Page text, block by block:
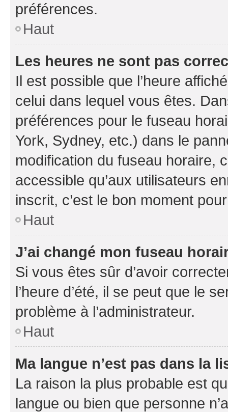
préférences.
Haut
Les heures ne sont pas
Il est possible que l’heure
celui dans lequel vous êtes.
préférences pour le fuseau
York, Sydney, etc.) dans le
modification du fuseau horaire,
accessible qu’aux utilisateurs
inscrit, c’est le bon moment
Haut
J’ai changé mon fuseau
Si vous êtes sûr d’avoir
l’heure d’été, il se peut que le
problème à l’administrateur.
Haut
Ma langue n’est pas dans la
La raison la plus probable est
langue ou bien que personne